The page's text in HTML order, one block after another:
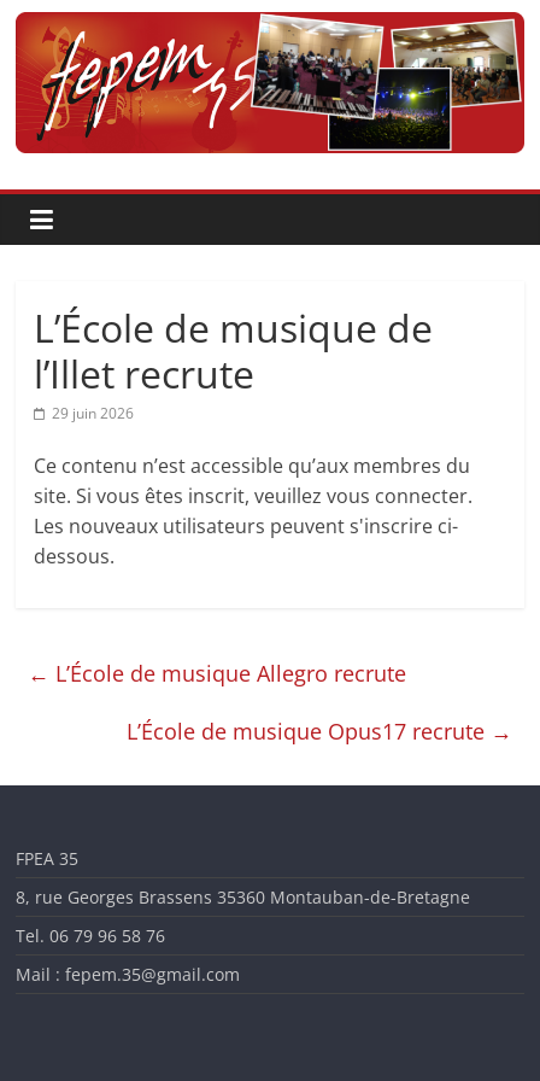
Passer
contenu
Fédération
pour
la
Pratique
et
l'Enseignement
Artistique
en
Ille-
Vilaine
L’École de musique de
l’Illet recrute
29 juin 2026
Ce contenu n’est accessible qu’aux membres du
site. Si vous êtes inscrit, veuillez vous connecter.
Les nouveaux utilisateurs peuvent s'inscrire ci-
dessous.
← L’École de musique Allegro recrute
L’École de musique Opus17 recrute →
FPEA 35
8, rue Georges Brassens 35360 Montauban-de-Bretagne
Tel. 06 79 96 58 76
Mail : fepem.35@gmail.com